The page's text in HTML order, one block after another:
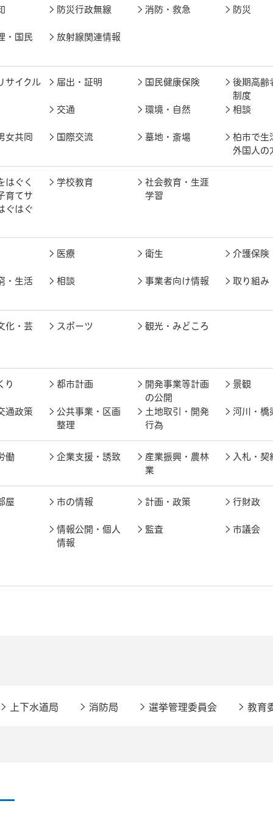
防災行政無線 消防・救急 防災
・国民
放射線関連情報
サイクル 届出・証明 国民健康保険
後期高齢
制度
交通 環境・自然 相談
女共同
国際交流 墓地・斎場
柏市で生
外国人の
はぐく
育てサ
ぐはぐ
学校教育
社会教育・生涯
学習
医療 衛生 介護保険
・生活
相談 事業者向け情報 取り組み
化・芸
スポーツ 観光・みどころ
り 都市計画
開発事業等計画
の公開
景観
通政策
公共事業・区画
整理
土地取引・開発
行為
河川・橋
働 企業支援・誘致
産業振興・農林
業
入札・契
屋 市の情報 計画・政策 行財政
情報公開・個人
情報
監査 市議会
上下水道局 消防局 選挙管理委員会 教育